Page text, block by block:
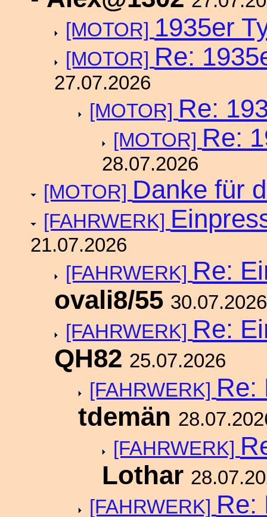
[MOTOR] 1935er
[MOTOR] Re:
27.07.2026
[MOTOR] Re:
[MOTOR] Re:
28.07.2026
[MOTOR] Danke für
[FAHRWERK]
21.07.2026
[FAHRWERK] Re:
ovali8/55 30.07.2026
[FAHRWERK] Re:
QH82 25.07.2026
[FAHRWERK] Re:
tdemän
[FAHRWERK]
Lothar
[FAHRWERK] Re: